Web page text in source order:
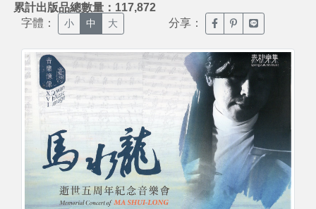
累計出版品總數量：117,872
字體： 小 中 大 分享： 臉書分享(另開新視窗)
噗浪分享(另開新
Line分享(另